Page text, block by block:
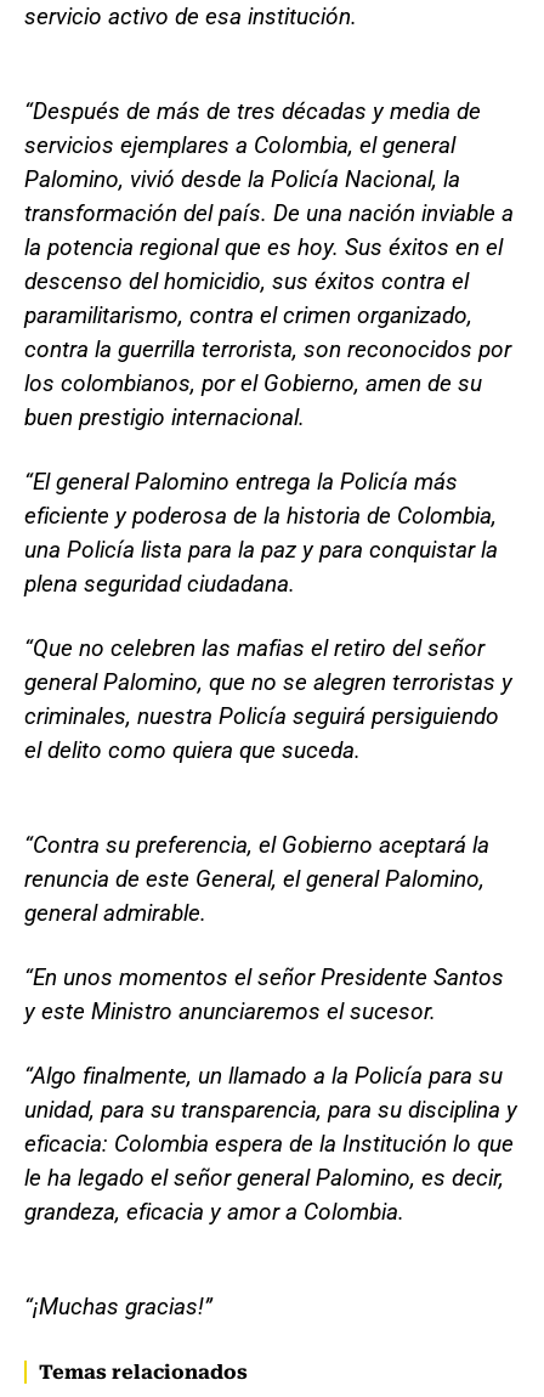
servicio activo de esa institución.
“Después de más de tres décadas y media de
servicios ejemplares a Colombia, el general
Palomino, vivió desde la Policía Nacional, la
transformación del país. De una nación inviable a
la potencia regional que es hoy. Sus éxitos en el
descenso del homicidio, sus éxitos contra el
paramilitarismo, contra el crimen organizado,
contra la guerrilla terrorista, son reconocidos por
los colombianos, por el Gobierno, amen de su
buen prestigio internacional.
“El general Palomino entrega la Policía más
eficiente y poderosa de la historia de Colombia,
una Policía lista para la paz y para conquistar la
plena seguridad ciudadana.
“Que no celebren las mafias el retiro del señor
general Palomino, que no se alegren terroristas y
criminales, nuestra Policía seguirá persiguiendo
el delito como quiera que suceda.
“Contra su preferencia, el Gobierno aceptará la
renuncia de este General, el general Palomino,
general admirable.
“En unos momentos el señor Presidente Santos
y este Ministro anunciaremos el sucesor.
“Algo finalmente, un llamado a la Policía para su
unidad, para su transparencia, para su disciplina y
eficacia: Colombia espera de la Institución lo que
le ha legado el señor general Palomino, es decir,
grandeza, eficacia y amor a Colombia.
“¡Muchas gracias!”
Temas relacionados